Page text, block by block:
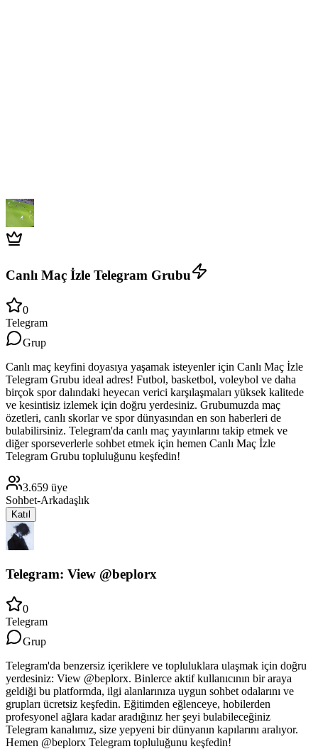
Canlı Maç İzle Telegram Grubu
0
Telegram
Grup
Canlı maç keyfini doyasıya yaşamak isteyenler için Canlı Maç İzle
Telegram Grubu ideal adres! Futbol, basketbol, voleybol ve daha
birçok spor dalındaki heyecan verici karşılaşmaları yüksek kalitede
ve kesintisiz izlemek için doğru yerdesiniz. Grubumuzda maç
özetleri, canlı skorlar ve spor dünyasından en son haberleri de
bulabilirsiniz. Telegram'da canlı maç yayınlarını takip etmek ve
diğer sporseverlerle sohbet etmek için hemen Canlı Maç İzle
Telegram Grubu topluluğunu keşfedin!
3.659 üye
Sohbet-Arkadaşlık
Katıl
Telegram: View @beplorx
0
Telegram
Grup
Telegram'da benzersiz içeriklere ve topluluklara ulaşmak için doğru
yerdesiniz: View @beplorx. Binlerce aktif kullanıcının bir araya
geldiği bu platformda, ilgi alanlarınıza uygun sohbet odalarını ve
grupları ücretsiz keşfedin. Eğitimden eğlenceye, hobilerden
profesyonel ağlara kadar aradığınız her şeyi bulabileceğiniz
Telegram kanalımız, size yepyeni bir dünyanın kapılarını aralıyor.
Hemen @beplorx Telegram topluluğunu keşfedin!